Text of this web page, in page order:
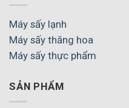
Máy sấy lạnh
Máy sấy thăng hoa
Máy sấy thực phẩm
SẢN PHẨM